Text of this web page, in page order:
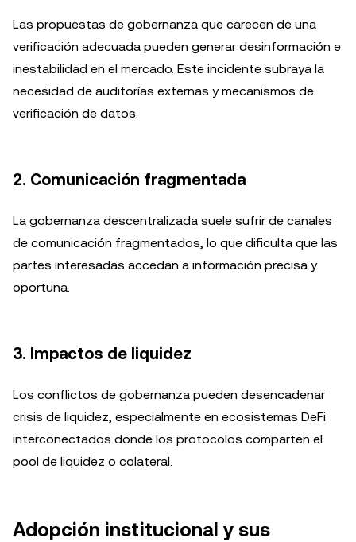
Las propuestas de gobernanza que carecen de una
verificación adecuada pueden generar desinformación e
inestabilidad en el mercado. Este incidente subraya la
necesidad de auditorías externas y mecanismos de
verificación de datos.
2. Comunicación fragmentada
La gobernanza descentralizada suele sufrir de canales
de comunicación fragmentados, lo que dificulta que las
partes interesadas accedan a información precisa y
oportuna.
3. Impactos de liquidez
Los conflictos de gobernanza pueden desencadenar
crisis de liquidez, especialmente en ecosistemas DeFi
interconectados donde los protocolos comparten el
pool de liquidez o colateral.
Adopción institucional y sus